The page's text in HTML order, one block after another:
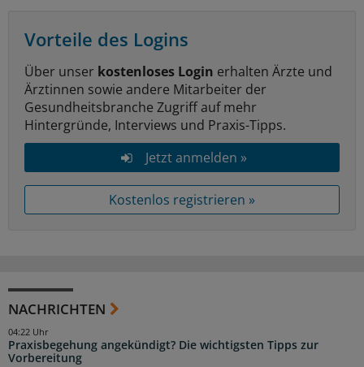
Vorteile des Logins
Über unser kostenloses Login erhalten Ärzte und
Ärztinnen sowie andere Mitarbeiter der
Gesundheitsbranche Zugriff auf mehr
Hintergründe, Interviews und Praxis-Tipps.
Jetzt anmelden »
Kostenlos registrieren »
NACHRICHTEN
Praxisbegehung angekündigt? Die wichtigsten Tipps zur
Vorbereitung
04:22 Uhr